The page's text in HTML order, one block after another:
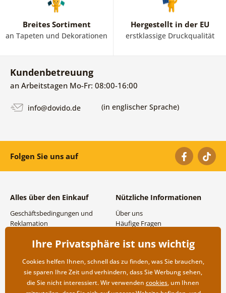
Breites Sortiment
an Tapeten und Dekorationen
Hergestellt in der EU
erstklassige Druckqualität
Kundenbetreuung
an Arbeitstagen Mo-Fr: 08:00-16:00
info@dovido.de (in englischer Sprache)
Folgen Sie uns auf
Alles über den Einkauf
Geschäftsbedingungen und
Reklamation
Versand- und
Rücksendung der Ware
Nützliche Informationen
Über uns
Häufige Fragen
Großhandel und
Ihre Privatsphäre ist uns wichtig
Cookies helfen Ihnen, schnell das zu finden, was Sie brauchen,
sie sparen Ihre Zeit und verhindern, dass Sie Werbung sehen,
die Sie nicht interessiert. Wir verwenden cookies, um Ihnen